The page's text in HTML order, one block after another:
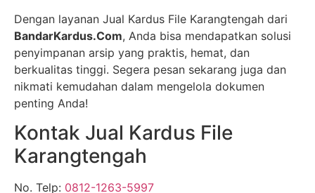
Dengan layanan Jual Kardus File Karangtengah dari
BandarKardus.Com, Anda bisa mendapatkan solusi
penyimpanan arsip yang praktis, hemat, dan
berkualitas tinggi. Segera pesan sekarang juga dan
nikmati kemudahan dalam mengelola dokumen
penting Anda!
Kontak Jual Kardus File
Karangtengah
No. Telp: 0812-1263-5997